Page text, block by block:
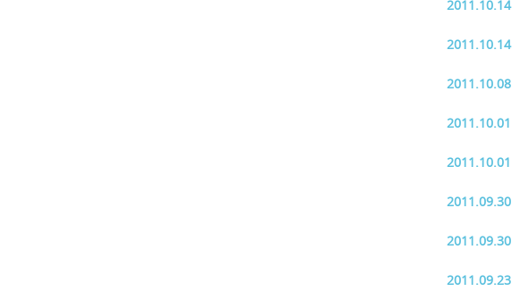
2011.10.14
2011.10.14
2011.10.08
2011.10.01
2011.10.01
2011.09.30
2011.09.30
2011.09.23